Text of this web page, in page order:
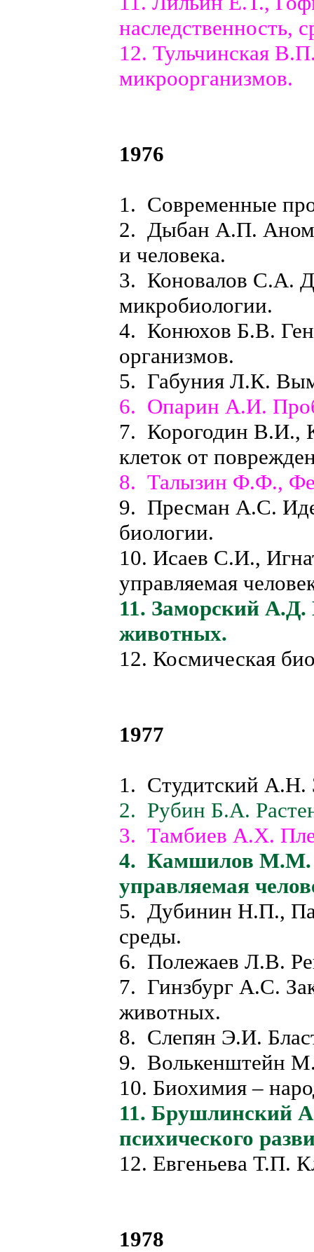
наследственность,
12. Тульчинская
микроорганизмов.
1976
1. Современные
2. Дыбан А.П.
и человека.
3. Коновалов С.А.
микробиологии.
4. Конюхов Б.В.
организмов.
5. Габуния Л.К.
6. Опарин А.И.
7. Корогодин В.И.,
клеток от
8. Талызин Ф.Ф.,
9. Пресман А.С.
биологии.
10. Исаев С.И.,
управляемая
11. Заморский
животных.
12. Космическая
1977
1. Студитский А.Н.
2. Рубин Б.А.
3. Тамбиев А.X.
4. Камшилов М.М.
управляемая
5. Дубинин Н.П.,
среды.
6. Полежаев Л.В.
7. Гинзбург А.С.
животных.
8. Слепян Э.И.
9. Волькенштейн
10. Биохимия –
11. Брушлинский
психического
12. Евгеньева Т.П.
1978